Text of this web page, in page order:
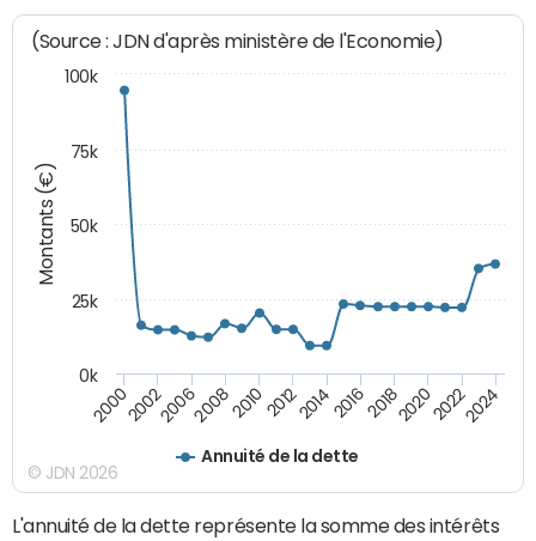
Montants (€)
(Source : JDN d'après ministère de l'Economie)
Annuité de la dette
200020022006200820102012201420162018202020222024
0k
25k
50k
75k
100k
© JDN 2026
L'annuité de la dette représente la somme des intérêts